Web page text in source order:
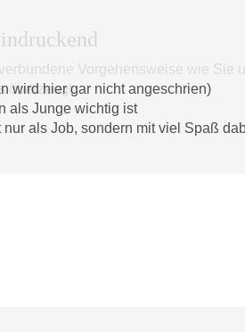
wird hier gar nicht angeschrien)
als Junge wichtig ist
als Job, sondern mit viel Spaß
Vorgehensweise wie Sie
überzeugt.